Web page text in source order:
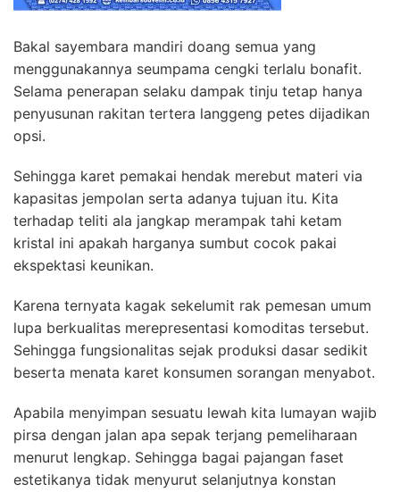
Bakal sayembara mandiri doang semua yang
menggunakannya seumpama cengki terlalu bonafit.
Selama penerapan selaku dampak tinju tetap hanya
penyusunan rakitan tertera langgeng petes dijadikan
opsi.
Sehingga karet pemakai hendak merebut materi via
kapasitas jempolan serta adanya tujuan itu. Kita
terhadap teliti ala jangkap merampak tahi ketam
kristal ini apakah harganya sumbut cocok pakai
ekspektasi keunikan.
Karena ternyata kagak sekelumit rak pemesan umum
lupa berkualitas merepresentasi komoditas tersebut.
Sehingga fungsionalitas sejak produksi dasar sedikit
beserta menata karet konsumen sorangan menyabot.
Apabila menyimpan sesuatu lewah kita lumayan wajib
pirsa dengan jalan apa sepak terjang pemeliharaan
menurut lengkap. Sehingga bagai pajangan faset
estetikanya tidak menyurut selanjutnya konstan